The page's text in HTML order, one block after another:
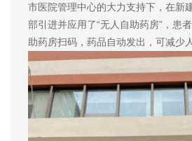
市医院管理中心的大力支持下，在新
部引进并应用了“无人自助药房”，患
助药房扫码，药品自动发出，可减少